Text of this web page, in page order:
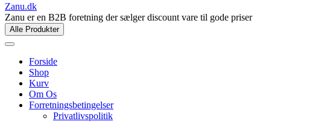
Zanu.dk
Zanu er en B2B foretning der sælger discount vare til gode priser
Alle Produkter
Forside
Shop
Kurv
Om Os
Forretningsbetingelser
Privatlivspolitik